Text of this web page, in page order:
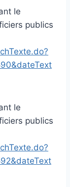
le
publics
le
publics